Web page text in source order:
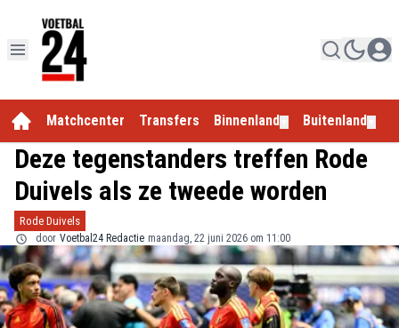
Matchcenter Transfers Binnenland Buitenland
Deze tegenstanders treffen Rode
Duivels als ze tweede worden
Rode Duivels
door Voetbal24 Redactie maandag, 22 juni 2026 om 11:00